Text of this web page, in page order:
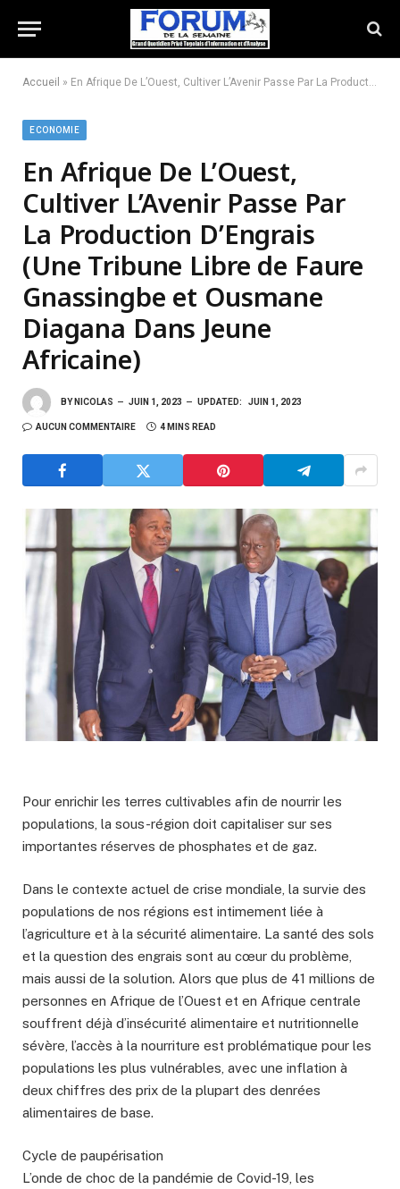
Accueil » En Afrique De L’Ouest, Cultiver L’Avenir Passe Par La Production D’Engrais (Une Tribune Libre de Faure Gnassingbe et Ousmane Diagana Dans Jeune Africaine)
ECONOMIE
En Afrique De L’Ouest,
Cultiver L’Avenir Passe Par
La Production D’Engrais
(Une Tribune Libre de Faure
Gnassingbe et Ousmane
Diagana Dans Jeune
Africaine)
BY NICOLAS JUIN 1, 2023 UPDATED: JUIN 1, 2023
AUCUN COMMENTAIRE 4 MINS READ
Pour enrichir les terres cultivables afin de nourrir les
populations, la sous-région doit capitaliser sur ses
importantes réserves de phosphates et de gaz.
Dans le contexte actuel de crise mondiale, la survie des
populations de nos régions est intimement liée à
l’agriculture et à la sécurité alimentaire. La santé des sols
et la question des engrais sont au cœur du problème,
mais aussi de la solution. Alors que plus de 41 millions de
personnes en Afrique de l’Ouest et en Afrique centrale
souffrent déjà d’insécurité alimentaire et nutritionnelle
sévère, l’accès à la nourriture est problématique pour les
populations les plus vulnérables, avec une inflation à
deux chiffres des prix de la plupart des denrées
alimentaires de base.
Cycle de paupérisation
L’onde de choc de la pandémie de Covid-19, les